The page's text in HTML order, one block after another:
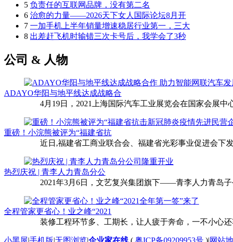
5 负责任的互联网品牌，没有第二名
6 治愈的力量——2026天下女人国际论坛8月开
7 一加手机上半年销量增速稳居行业第一，三大
8 出差赶飞机时输错三次卡号后，我学会了3秒
公司 & 人物
ADAYO华阳与地平线达成战略合
4月19日，2021上海国际汽车工业展览会在国家会展中
重磅！小浣熊被评为“福建省抗
近日,福建省工商业联合会、福建省光彩事业促进会下
热烈庆祝 | 青李人力青岛分公
2021年3月6日，文艺复兴集团旗下——青李人力青岛子
全程管家更省心！业之峰“2021
装修工程环节多、工期长，让人疲于奔命，一不小心还